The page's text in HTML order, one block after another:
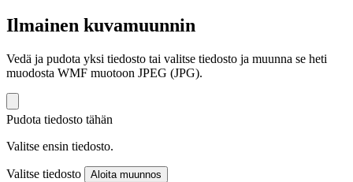
Ilmainen kuvamuunnin
Vedä ja pudota yksi tiedosto tai valitse tiedosto ja muunna se heti
muodosta WMF muotoon JPEG (JPG).
Pudota tiedosto tähän
Valitse ensin tiedosto.
Valitse tiedosto Aloita muunnos